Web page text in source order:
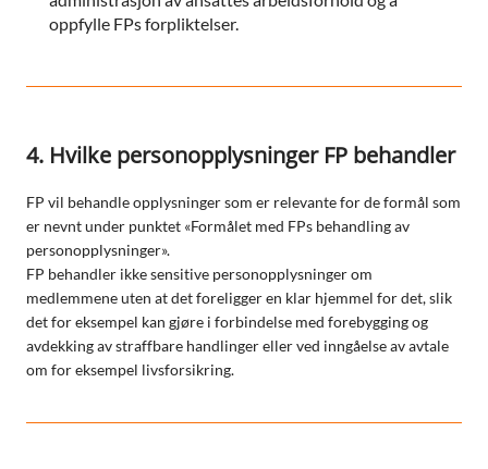
oppfylle FPs forpliktelser.
4. Hvilke personopplysninger FP behandler
FP vil behandle opplysninger som er relevante for de formål som
er nevnt under punktet «Formålet med FPs behandling av
personopplysninger».
FP behandler ikke sensitive personopplysninger om
medlemmene uten at det foreligger en klar hjemmel for det, slik
det for eksempel kan gjøre i forbindelse med forebygging og
avdekking av straffbare handlinger eller ved inngåelse av avtale
om for eksempel livsforsikring.